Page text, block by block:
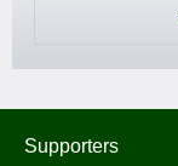
Supporters